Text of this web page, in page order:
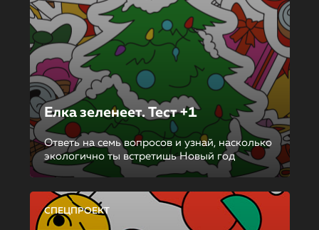
Елка зеленеет. Тест +1
Ответь на семь вопросов и узнай, насколько
экологично ты встретишь Новый год
СПЕЦПРОЕКТ